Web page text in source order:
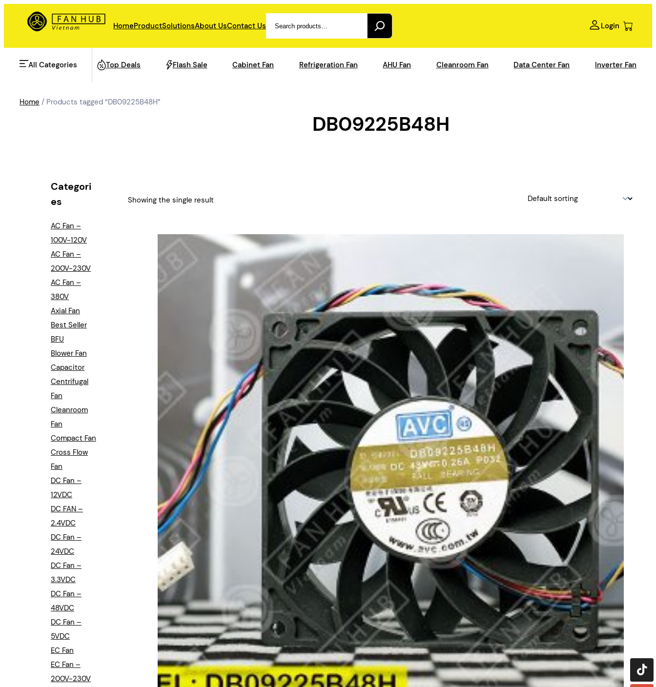
HomeProductSolutionsAbout UsContact Us Login
All Categories
AHU Fan
Refrigeration Fan
Industrial Automation
Cleanroom Fan
Air Purification
Cabinet Fan
Inverter Fan
Top Deals Flash Sale Cabinet Fan Refrigeration Fan AHU Fan Cleanroom Fan Data Center Fan Inverter Fan
Categori
es
AC Fan –
100V-120V
AC Fan –
200V-230V
AC Fan –
380V
Axial Fan
Best Seller
BFU
Blower Fan
Capacitor
Centrifugal
Fan
Cleanroom
Fan
Compact Fan
Cross Flow
Fan
DC Fan –
12VDC
DC FAN –
2.4VDC
DC Fan –
24VDC
DC Fan –
3.3VDC
DC Fan –
48VDC
DC Fan –
5VDC
EC Fan
EC Fan –
200V-230V
Home / Products tagged “DB09225B48H”
DB09225B48H
Showing the single result